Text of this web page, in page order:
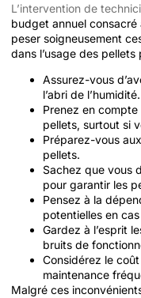
L’intervention de
budget annuel consacré
peser soigneusement
dans l’usage des pellets
Assurez-vous
l’abri de l’humidité.
Prenez en
pellets, surtout si
Préparez-vous
pellets.
Sachez que vous
pour garantir les
Pensez à la
potentielles en
Gardez à l’esprit
bruits de
Considérez le
maintenance
Malgré ces